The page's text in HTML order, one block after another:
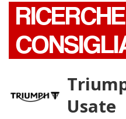
RICERCHE
Usate